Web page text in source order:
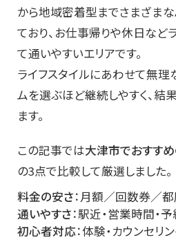
から地域密着型までさまざま
ており、お仕事帰りや休日など
て通いやすいエリアです。
ライフスタイルにあわせて無理
ムを選ぶほど継続しやすく、結
ます。
この記事では大津市でおすす
の3点で比較して厳選しました。
料金の安さ：月額／回数券／
通いやすさ：駅近・営業時間・
初心者対応：体験・カウンセリ